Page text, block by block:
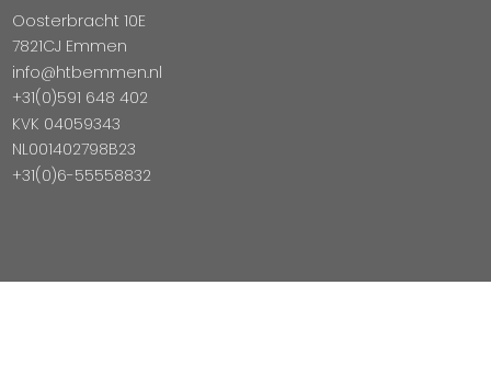
Oosterbracht 10E
7821CJ Emmen
info@htbemmen.nl
+31(0)591 648 402
KVK 04059343
NL001402798B23
+31(0)6-55558832